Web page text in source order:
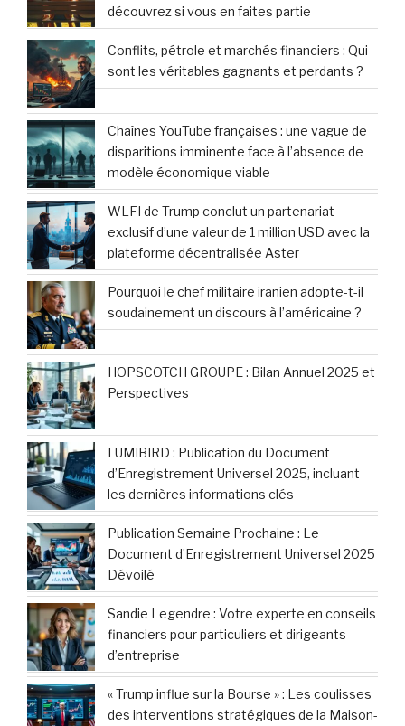
découvrez si vous en faites partie
Conflits, pétrole et marchés financiers : Qui
sont les véritables gagnants et perdants ?
Chaînes YouTube françaises : une vague de
disparitions imminente face à l’absence de
modèle économique viable
WLFI de Trump conclut un partenariat
exclusif d’une valeur de 1 million USD avec la
plateforme décentralisée Aster
Pourquoi le chef militaire iranien adopte-t-il
soudainement un discours à l’américaine ?
HOPSCOTCH GROUPE : Bilan Annuel 2025 et
Perspectives
LUMIBIRD : Publication du Document
d’Enregistrement Universel 2025, incluant
les dernières informations clés
Publication Semaine Prochaine : Le
Document d’Enregistrement Universel 2025
Dévoilé
Sandie Legendre : Votre experte en conseils
financiers pour particuliers et dirigeants
d’entreprise
« Trump influe sur la Bourse » : Les coulisses
des interventions stratégiques de la Maison-